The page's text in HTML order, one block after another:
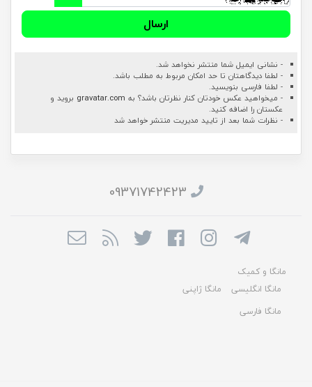
ارسال
- نشانی ایمیل شما منتشر نخواهد شد.
- لطفا دیدگاهتان تا حد امکان مربوط به مطلب باشد.
- لطفا فارسی بنویسید.
- میخواهید عکس خودتان کنار نظرتان باشد؟ به gravatar.com بروید و
عکستان را اضافه کنید.
- نظرات شما بعد از تایید مدیریت منتشر خواهد شد
09371742423
مانگا و کمیک
مانگا انگلیسی
مانگا ژاپنی
مانگا فارسی